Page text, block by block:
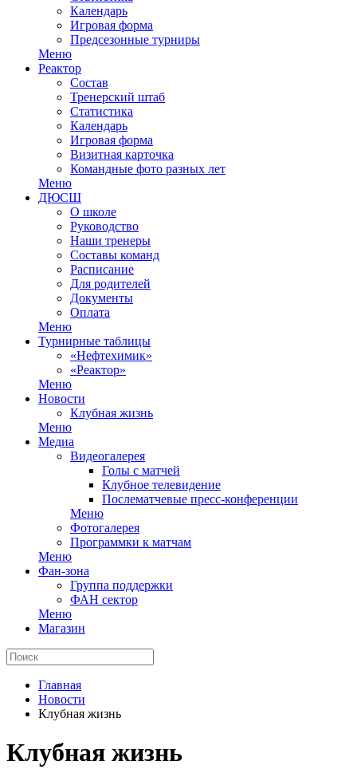
Календарь
Игровая форма
Предсезонные турниры
Меню
Реактор
Состав
Тренерский штаб
Статистика
Календарь
Игровая форма
Визитная карточка
Командные фото разных лет
Меню
ДЮСШ
О школе
Руководство
Наши тренеры
Составы команд
Расписание
Для родителей
Документы
Оплата
Меню
Турнирные таблицы
«Нефтехимик»
«Реактор»
Меню
Новости
Клубная жизнь
Меню
Медиа
Видеогалерея
Голы с матчей
Клубное телевидение
Послематчевые пресс-конференции
Меню
Фотогалерея
Программки к матчам
Меню
Фан-зона
Группа поддержки
ФАН сектор
Меню
Магазин
Главная
Новости
Клубная жизнь
Клубная жизнь